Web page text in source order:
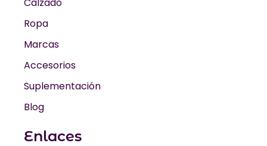
Calzado
Ropa
Marcas
Accesorios
Suplementación
Blog
Enlaces